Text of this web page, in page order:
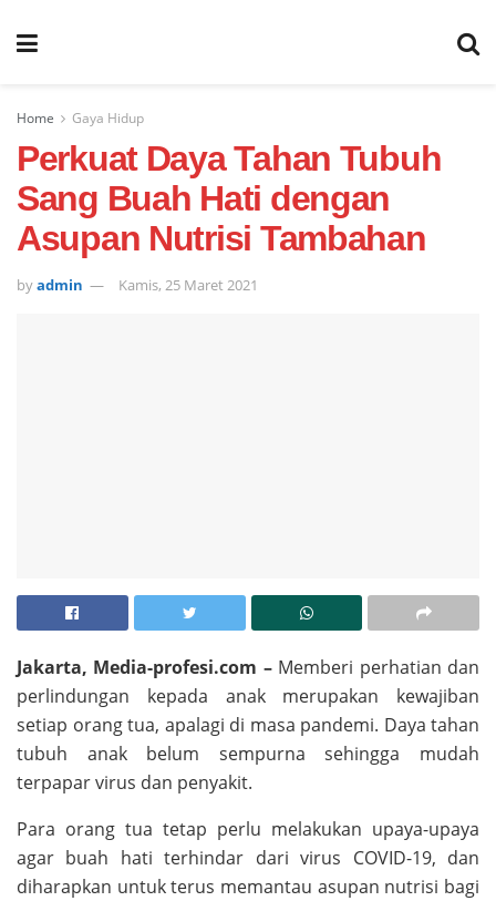
Home Gaya Hidup
Perkuat Daya Tahan Tubuh
Sang Buah Hati dengan
Asupan Nutrisi Tambahan
byadmin Kamis, 25 Maret 2021
Jakarta, Media-profesi.com – Memberi perhatian dan
perlindungan kepada anak merupakan kewajiban
setiap orang tua, apalagi di masa pandemi. Daya tahan
tubuh anak belum sempurna sehingga mudah
terpapar virus dan penyakit.
Para orang tua tetap perlu melakukan upaya-upaya
agar buah hati terhindar dari virus COVID-19, dan
diharapkan untuk terus memantau asupan nutrisi bagi